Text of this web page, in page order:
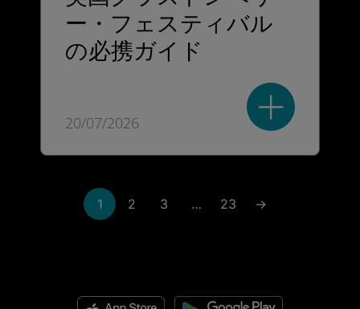
ー・フェスティバル
の必携ガイド
20/07/2026
1 2 3 … 23 →